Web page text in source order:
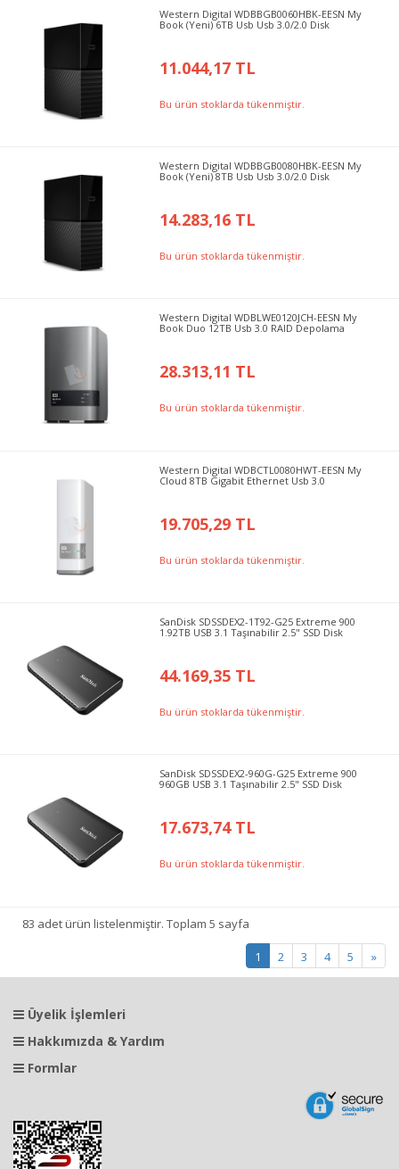
Western Digital WDBBGB0060HBK-EESN My
Book (Yeni) 6TB Usb Usb 3.0/2.0 Disk
11.044,17 TL
Bu ürün stoklarda tükenmiştir.
Western Digital WDBBGB0080HBK-EESN My
Book (Yeni) 8TB Usb Usb 3.0/2.0 Disk
14.283,16 TL
Bu ürün stoklarda tükenmiştir.
Western Digital WDBLWE0120JCH-EESN My
Book Duo 12TB Usb 3.0 RAID Depolama
28.313,11 TL
Bu ürün stoklarda tükenmiştir.
Western Digital WDBCTL0080HWT-EESN My
Cloud 8TB Gigabit Ethernet Usb 3.0
19.705,29 TL
Bu ürün stoklarda tükenmiştir.
SanDisk SDSSDEX2-1T92-G25 Extreme 900
1.92TB USB 3.1 Taşınabilir 2.5" SSD Disk
44.169,35 TL
Bu ürün stoklarda tükenmiştir.
SanDisk SDSSDEX2-960G-G25 Extreme 900
960GB USB 3.1 Taşınabilir 2.5" SSD Disk
17.673,74 TL
Bu ürün stoklarda tükenmiştir.
83 adet ürün listelenmiştir. Toplam 5 sayfa
1 2 3 4 5 »
Üyelik İşlemleri
Hakkımızda & Yardım
Formlar